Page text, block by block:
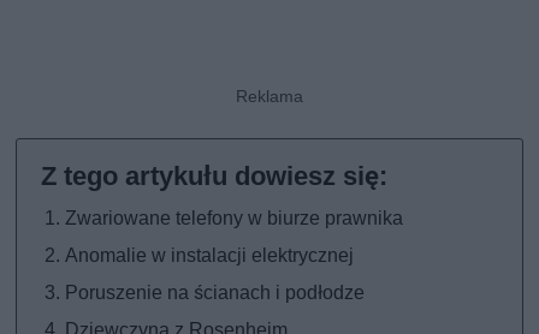
Zwariowane telefony w biurze prawnika
Anomalie w instalacji elektrycznej
Poruszenie na ścianach i podłodze